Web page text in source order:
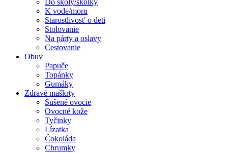
Do školy/škôlky
K vode/moru
Starostlivosť o deti
Stolovanie
Na párty a oslavy
Cestovanie
Obuv
Papuče
Topánky
Gumáky
Zdravé maškrty
Sušené ovocie
Ovocné kože
Tyčinky
Lízatka
Čokoláda
Chrumky